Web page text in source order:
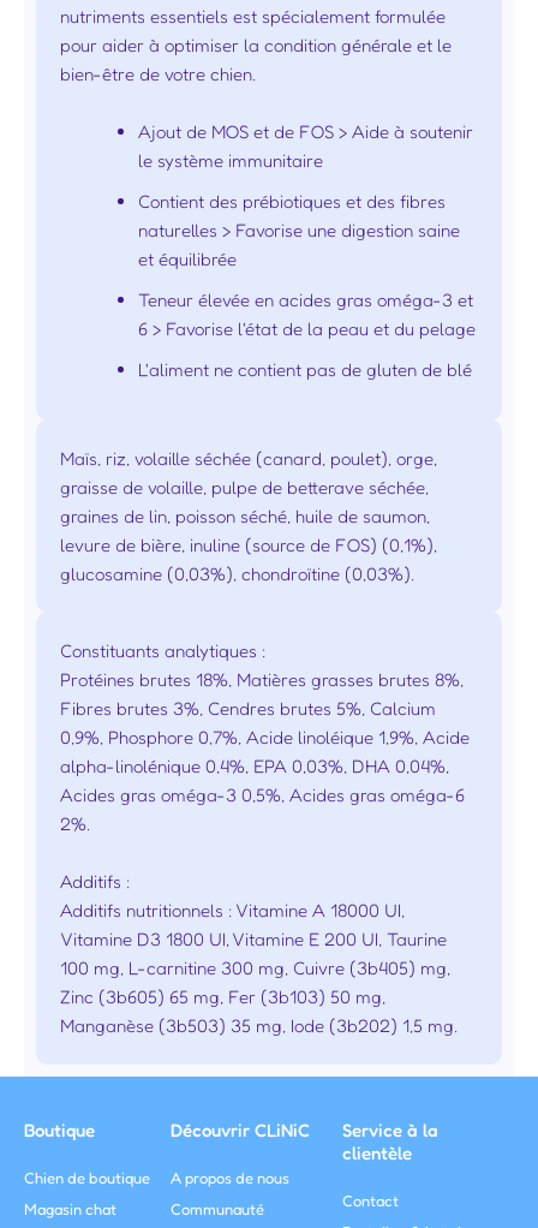
nutriments essentiels est spécialement formulée
pour aider à optimiser la condition générale et le
bien-être de votre chien.
Ajout de MOS et de FOS > Aide à soutenir
le système immunitaire
Contient des prébiotiques et des fibres
naturelles > Favorise une digestion saine
et équilibrée
Teneur élevée en acides gras oméga-3 et
6 > Favorise l'état de la peau et du pelage
L'aliment ne contient pas de gluten de blé
Maïs, riz, volaille séchée (canard, poulet), orge,
graisse de volaille, pulpe de betterave séchée,
graines de lin, poisson séché, huile de saumon,
levure de bière, inuline (source de FOS) (0,1%),
glucosamine (0,03%), chondroïtine (0,03%).
Constituants analytiques :
Protéines brutes 18%, Matières grasses brutes 8%,
Fibres brutes 3%, Cendres brutes 5%, Calcium
0,9%, Phosphore 0,7%, Acide linoléique 1,9%, Acide
alpha-linolénique 0,4%, EPA 0,03%, DHA 0,04%,
Acides gras oméga-3 0,5%, Acides gras oméga-6
2%.
Additifs :
Additifs nutritionnels : Vitamine A 18000 UI,
Vitamine D3 1800 UI, Vitamine E 200 UI, Taurine
100 mg, L-carnitine 300 mg, Cuivre (3b405) mg,
Zinc (3b605) 65 mg, Fer (3b103) 50 mg,
Manganèse (3b503) 35 mg, Iode (3b202) 1,5 mg.
Boutique
Chien de boutique
Magasin chat
Découvrir CLiNiC
A propos de nous
Communauté
Service à la
clientèle
Contact